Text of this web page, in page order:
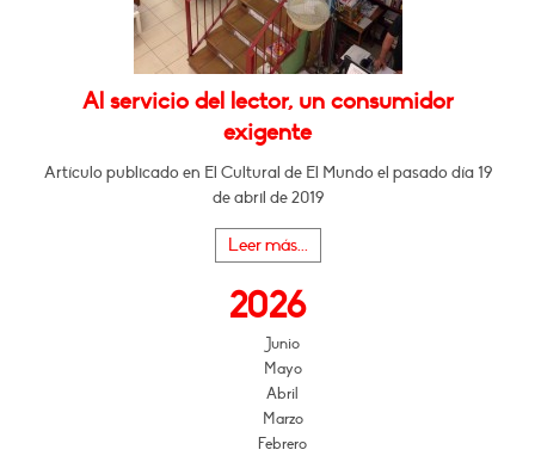
Al servicio del lector, un consumidor
exigente
Artículo publicado en El Cultural de El Mundo el pasado día 19
de abril de 2019
Leer más...
2026
Junio
Mayo
Abril
Marzo
Febrero